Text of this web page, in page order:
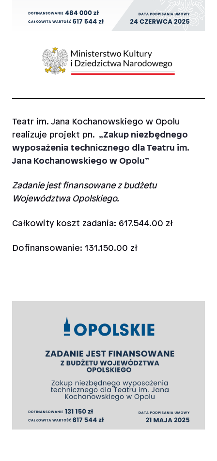
Teatr im. Jana Kochanowskiego w Opolu
realizuje projekt pn. „Zakup niezbędnego
wyposażenia technicznego dla Teatru im.
Jana Kochanowskiego w Opolu”
Zadanie jest finansowane z budżetu
Województwa Opolskiego.
Całkowity koszt zadania: 617.544.00 zł
Dofinansowanie: 131.150.00 zł